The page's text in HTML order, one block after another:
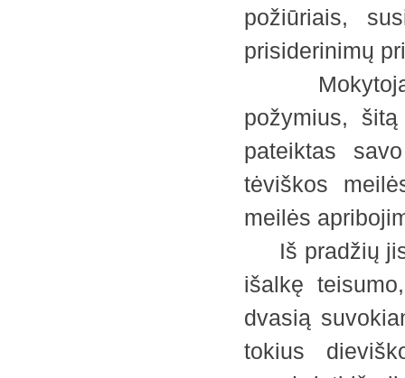
požiūriais,
prisiderinimų
Mokytojas,
požymius,
pateiktas
tėviškos
meilės
Iš pradžių jis
išalkę
dvasią
tokius